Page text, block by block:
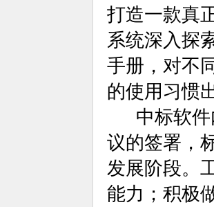
打造一款真
系统深入探
手册，对不
的使用习惯
中标软件
议的签署，
发展阶段。
能力；积极